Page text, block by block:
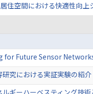
住空間における快適性向
Future Sensor
究における実証実験の紹介
ギーハーベスティング技